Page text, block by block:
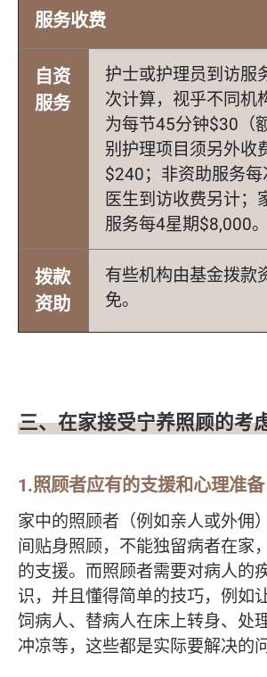
服务收费
自资
服务
护士或护理员到访服
次计算，视乎不同机
为每节45分钟$30（
别护理项目须另外收
$240；非资助服务每
医生到访收费另计；
服务每4星期$8,000。
拨款
资助
有些机构由基金拨款
免。
三、在家接受宁养照顾的考
1.照顾者应有的支援和心理准备
家中的照顾者（例如亲人或外佣
间贴身照顾，不能独留病者在家
的支援。而照顾者需要对病人的
识，并且懂得简单的技巧，例如
饲病人、替病人在床上转身、处
冲凉等，这些都是实际要解决的问